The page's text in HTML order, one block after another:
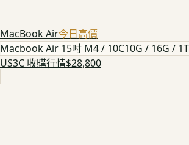
MacBook Air今日高價
Macbook Air 15吋 M4 / 10C10G / 16G /
US3C 收購行情$28,800